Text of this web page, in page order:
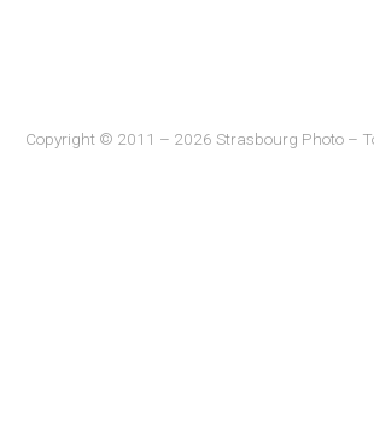
Copyright © 2011 – 2026 Strasbourg Photo –